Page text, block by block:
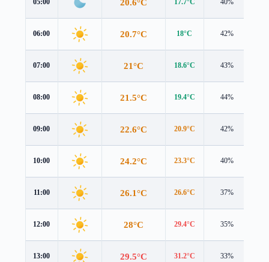
05:00 20.6°C 17.7°C 40%
06:00 20.7°C 18°C 42%
07:00 21°C 18.6°C 43%
08:00 21.5°C 19.4°C 44%
09:00 22.6°C 20.9°C 42%
10:00 24.2°C 23.3°C 40%
11:00 26.1°C 26.6°C 37%
12:00 28°C 29.4°C 35%
13:00 29.5°C 31.2°C 33%